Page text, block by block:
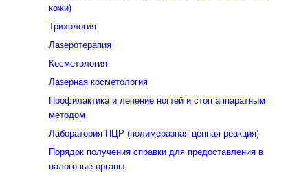
кожи)
Трихология
Лазеротерапия
Косметология
Лазерная косметология
Профилактика и лечение ногтей и стоп аппаратным
методом
Лаборатория ПЦР (полимеразная цепная реакция)
Порядок получения справки для предоставления в
налоговые органы